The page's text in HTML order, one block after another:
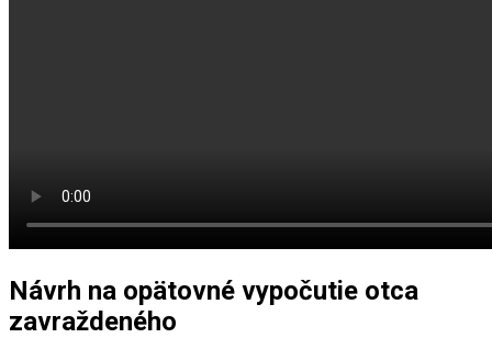
Návrh na opätovné vypočutie otca
zavraždeného